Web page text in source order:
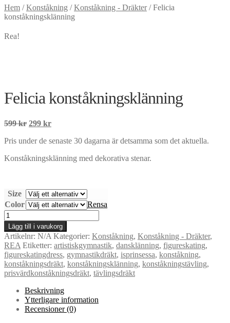
Hem /Konståkning /Konståkning - Dräkter/Felicia
konståkningsklänning
Rea!
Felicia konståkningsklänning
599kr Det
priset
599 kr.
299 krDet
priset
299 kr.
Pris under de senaste 30 dagarna är detsamma som det aktuella.
Konståkningsklänning med dekorativa stenar.
Size
Color
Rensa
Felicia
konståkningsklänning
mängd
Lägg till i varukorg
Artikelnr: N/A Kategorier: Konståkning, Konståkning - Dräkter,
REA Etiketter: artistiskgymnastik, dansklänning, figureskating,
figureskatingdress, gymnastikdräkt, isprinsessa, konståkning,
konståkningsdräkt, konståkningsklänning, konståkningstävling,
prisvärdkonståkningsdräkt, tävlingsdräkt
Beskrivning
Ytterligare information
Recensioner (0)